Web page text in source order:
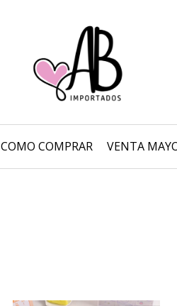
COMO COMPRAR VENTA